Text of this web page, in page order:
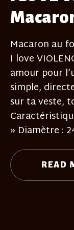
Macaron au
I love
amour pour
simple,
sur ta veste,
» Diamètre :
READ